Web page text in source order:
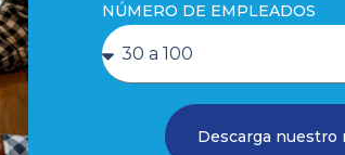
NÚMERO DE EMPLEADOS
Descarga nuestro